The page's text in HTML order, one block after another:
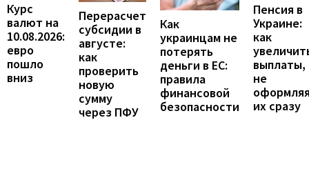
Курс
валют на
10.08.2026:
евро
пошло
вниз
Перерасчет
субсидии в
августе:
как
проверить
новую
сумму
через ПФУ
Как
украинцам не
потерять
деньги в ЕС:
правила
финансовой
безопасности
Пенсия в
Украине:
как
выплаты,
не
их сразу